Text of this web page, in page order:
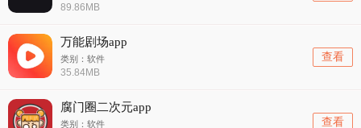
89.86MB
万能剧场app
类别：软件
35.84MB
查看
腐门圈二次元app
类别：软件 查看